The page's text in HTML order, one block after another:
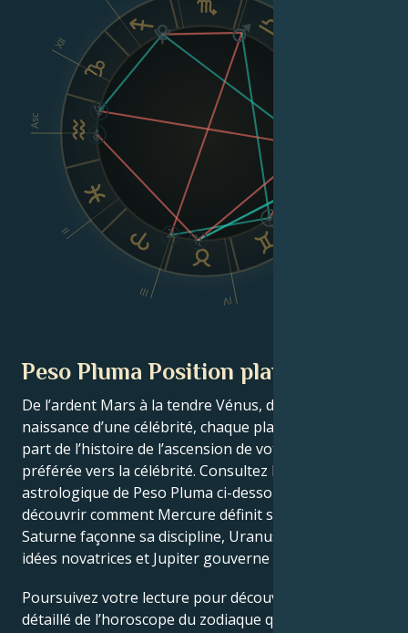
Asc
II
III
IV
XII
Peso Pluma Position planétaire
De l’ardent Mars à la tendre Vénus, dans ce thème de
naissance d’une célébrité, chaque planète raconte sa
part de l’histoire de l’ascension de votre star
préférée vers la célébrité. Consultez le thème
astrologique de Peso Pluma ci-dessous pour
découvrir comment Mercure définit son intellect,
Saturne façonne sa discipline, Uranus stimule ses
idées novatrices et Jupiter gouverne sa chance.
Poursuivez votre lecture pour découvrir le profil
détaillé de l’horoscope du zodiaque qui explique le